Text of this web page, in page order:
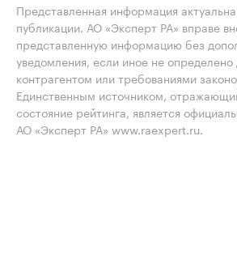
Представленная информация
публикации. АО «Эксперт РА» вправе
представленную информацию без
уведомления, если иное не
контрагентом или требованиями
Единственным источником,
состояние рейтинга, является
АО «Эксперт РА» www.raexpert.ru.